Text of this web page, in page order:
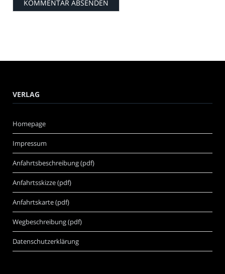
VERLAG
Homepage
Impressum
Anfahrtsbeschreibung (pdf)
Anfahrtsskizze (pdf)
Anfahrtskarte (pdf)
Wegbeschreibung (pdf)
Datenschutzerklärung